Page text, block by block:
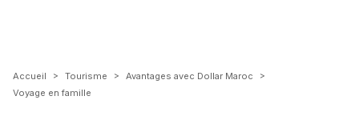
Accueil > Tourisme > Avantages avec Dollar Maroc
>
Voyage en famille